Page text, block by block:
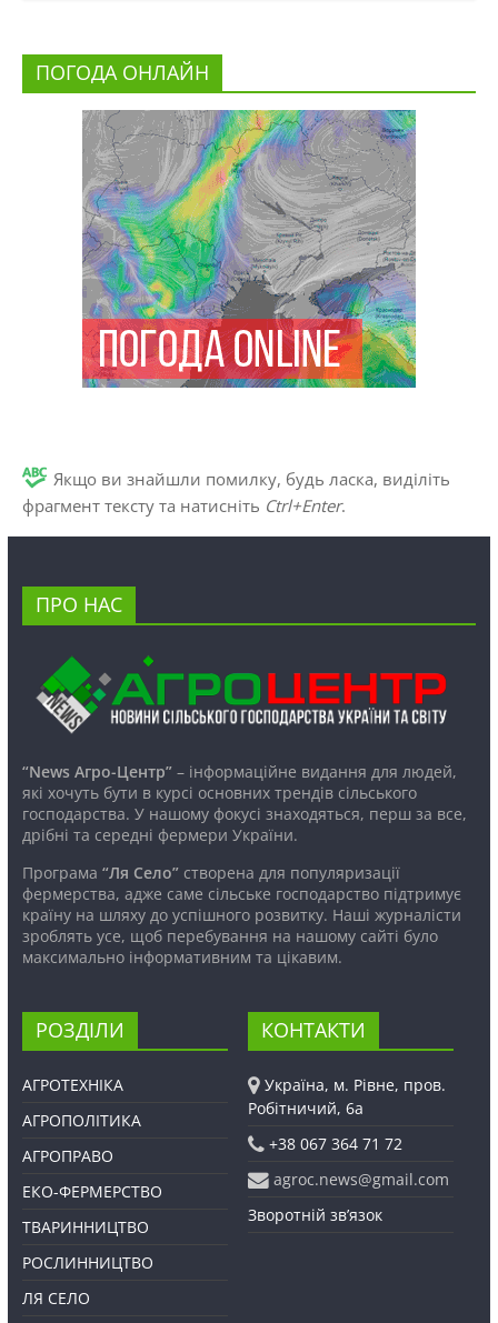
ПОГОДА ОНЛАЙН
Якщо ви знайшли помилку, будь ласка, виділіть
фрагмент тексту та натисніть Ctrl+Enter.
ПРО НАС
“News Агро-Центр”– інформаційне видання для людей,
які хочуть бути в курсі основних трендів сільського
господарства. У нашому фокусі знаходяться, перш за все,
дрібні та середні фермери України.
Програма “Ля Село”створена для популяризації
фермерства, адже саме сільське господарство підтримує
країну на шляху до успішного розвитку. Наші журналісти
зроблять усе, щоб перебування на нашому сайті було
максимально інформативним та цікавим.
РОЗДІЛИ
АГРОТЕХНІКА
АГРОПОЛІТИКА
АГРОПРАВО
ЕКО-ФЕРМЕРСТВО
ТВАРИННИЦТВО
РОСЛИННИЦТВО
ЛЯ СЕЛО
КОНТАКТИ
Україна, м. Рівне, пров.
Робітничий, 6а
+38 067 364 71 72
agroc.news@gmail.com
Зворотній зв’язок